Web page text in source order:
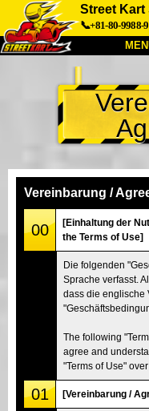
Street Kart
📞+81-80-9988-
Über uns
Anfahrt
Tokio Akihabara#2
Tokio Shibuya Annex
Tokio Asakusa
Vereinbarung /
00
[Einhaltung der
the Terms of Use]
Die folgenden
Sprache verfasst.
dass die englische
The following
agree and
"Terms of Use"
01 [Vereinbarung /